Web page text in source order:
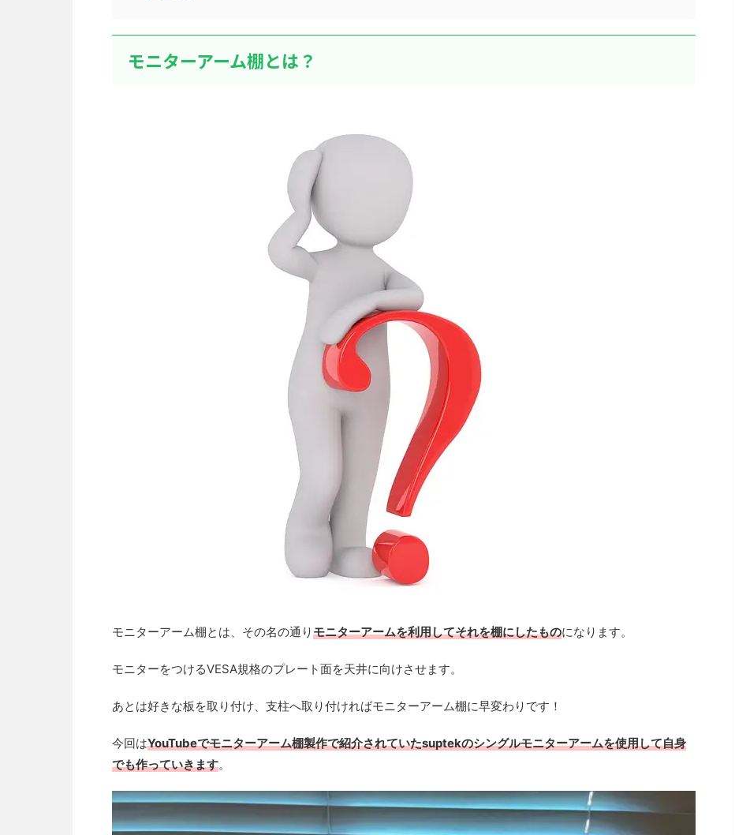
モニターアーム棚とは？
モニターアーム棚とは、その名の通りモニターアームを利用してそれを棚にしたものになります。
モニターをつけるVESA規格のプレート面を天井に向けさせます。
あとは好きな板を取り付け、支柱へ取り付ければモニターアーム棚に早変わりです！
今回はYouTubeでモニターアーム棚製作で紹介されていたsuptekのシングルモニターアームを使用して自身
でも作っていきます。